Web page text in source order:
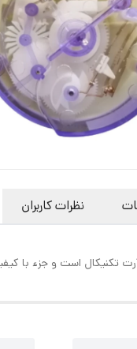
نظرات کاربران
تکنیکال است و جزء با